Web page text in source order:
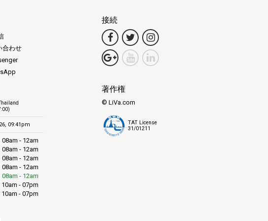
、またはラチャ島やコーラル島の海洋生物に潜る際には、シーエンジェルフェリ
ています。環境への影響を最小限に抑えるエコ意識の高い取り組みにより、シー
証します。
合わせ
09:41pm
08am - 12am
08am - 12am
08am - 12am
08am - 12am
08am - 12am
10am - 07pm
10am - 07pm
接続
著作権
© LiVa.com
TAT License
31/01211